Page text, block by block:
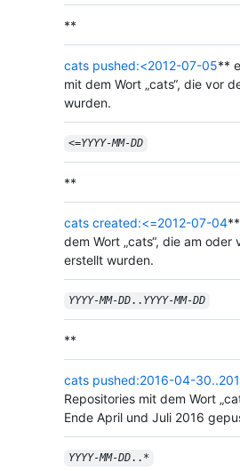
**
cats pushed:<2012-07-05**
mit dem Wort „cats“, die vor
wurden.
<=YYYY-MM-DD
**
cats created:<=2012-07-04
dem Wort „cats“, die am
erstellt wurden.
YYYY-MM-DD.. YYYY-MM-DD
**
cats pushed:2016-04-
Repositories mit dem Wort
Ende April und Juli 2016
YYYY-MM-DD..*